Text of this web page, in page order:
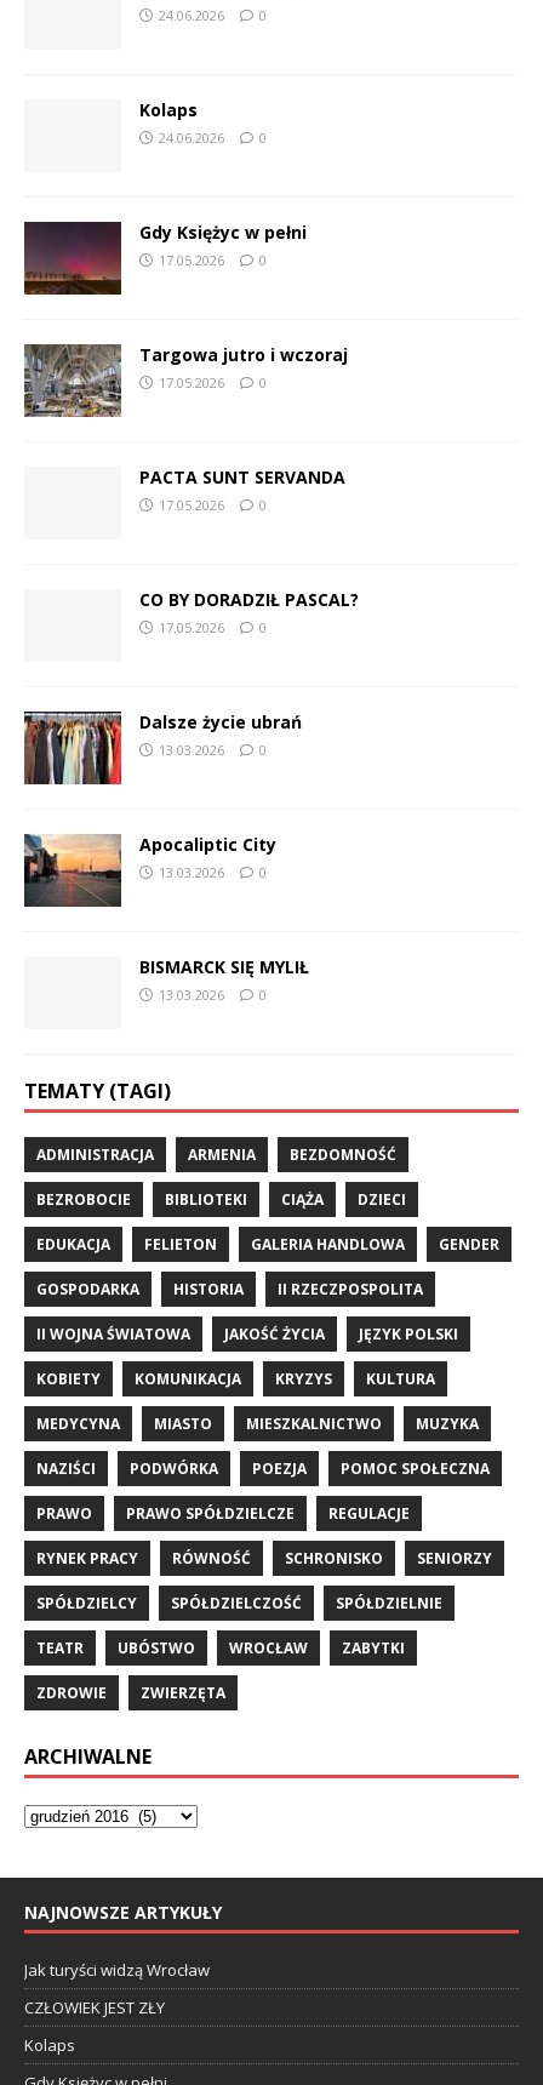
24.06.2026 0
Kolaps
24.06.2026 0
Gdy Księżyc w pełni
17.05.2026 0
Targowa jutro i wczoraj
17.05.2026 0
PACTA SUNT SERVANDA
17.05.2026 0
CO BY DORADZIŁ PASCAL?
17.05.2026 0
Dalsze życie ubrań
13.03.2026 0
Apocaliptic City
13.03.2026 0
BISMARCK SIĘ MYLIŁ
13.03.2026 0
TEMATY (TAGI)
ADMINISTRACJA ARMENIA BEZDOMNOŚĆ
BEZROBOCIE BIBLIOTEKI CIĄŻA DZIECI
EDUKACJA FELIETON GALERIA HANDLOWA GENDER
GOSPODARKA HISTORIA II RZECZPOSPOLITA
II WOJNA ŚWIATOWA JAKOŚĆ ŻYCIA JĘZYK POLSKI
KOBIETY KOMUNIKACJA KRYZYS KULTURA
MEDYCYNA MIASTO MIESZKALNICTWO MUZYKA
NAZIŚCI PODWÓRKA POEZJA POMOC SPOŁECZNA
PRAWO PRAWO SPÓŁDZIELCZE REGULACJE
RYNEK PRACY RÓWNOŚĆ SCHRONISKO SENIORZY
SPÓŁDZIELCY SPÓŁDZIELCZOŚĆ SPÓŁDZIELNIE
TEATR UBÓSTWO WROCŁAW ZABYTKI
ZDROWIE ZWIERZĘTA
ARCHIWALNE
NAJNOWSZE ARTYKUŁY
Jak turyści widzą Wrocław
CZŁOWIEK JEST ZŁY
Kolaps